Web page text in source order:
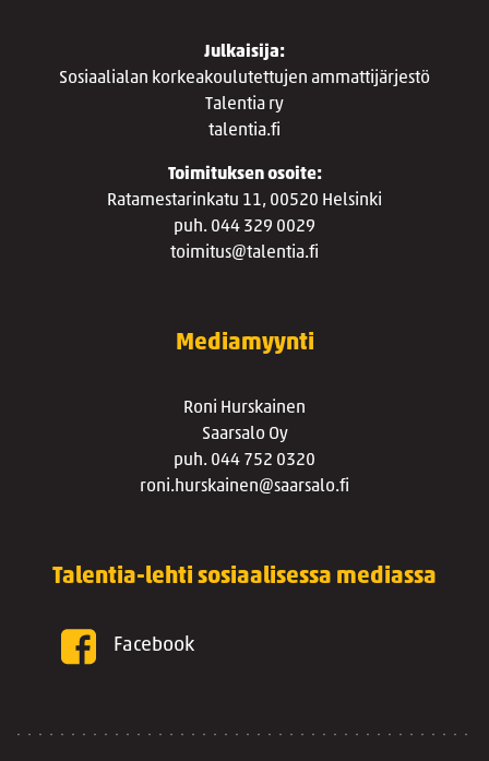
Julkaisija:
Sosiaalialan korkeakoulutettujen ammattijärjestö
Talentia ry
talentia.fi
Toimituksen osoite:
Ratamestarinkatu 11, 00520 Helsinki
puh. 044 329 0029
toimitus@talentia.fi
Mediamyynti
Roni Hurskainen
Saarsalo Oy
puh. 044 752 0320
roni.hurskainen@saarsalo.fi
Talentia-lehti sosiaalisessa mediassa
Facebook